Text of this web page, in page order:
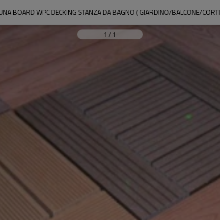
BOARD WPC DECKING STANZA DA BAGNO ( GIARDINO/BALCONE/
1 / 1